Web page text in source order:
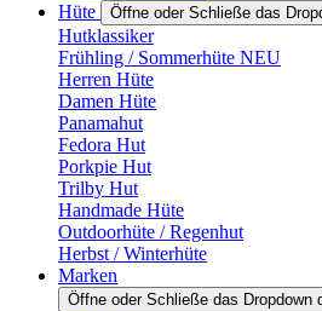
Hüte
Öffne oder Schließe das
Hutklassiker
Frühling / Sommerhüte NEU
Herren Hüte
Damen Hüte
Panamahut
Fedora Hut
Porkpie Hut
Trilby Hut
Handmade Hüte
Outdoorhüte / Regenhut
Herbst / Winterhüte
Marken
Öffne oder Schließe das Dropdown